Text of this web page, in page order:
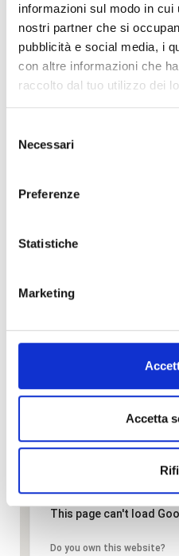
informazioni sul modo in
nostri partner che si
pubblicità e social media, i
con altre informazioni che
raccolto dal tuo utilizzo dei
delNecessari
Preferenze
Statistiche
Marketing
Accetta
Telefono
+393793590181
Email
Website
Social
Instagram
This page can't load
Do you own this website?